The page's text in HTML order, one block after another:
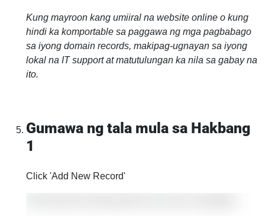
Kung mayroon kang umiiral na website online o kung
hindi ka komportable sa paggawa ng mga pagbabago
sa iyong domain records, makipag-ugnayan sa iyong
lokal na IT support at matutulungan ka nila sa gabay na
ito.
Gumawa ng tala mula sa Hakbang
1
Click 'Add New Record'